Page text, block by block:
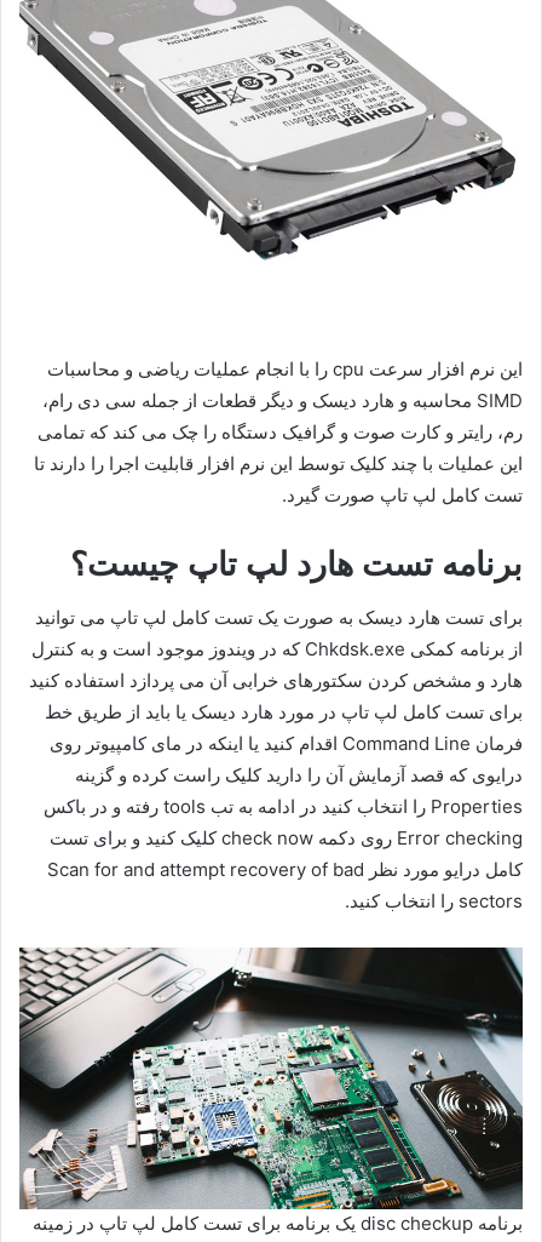
این نرم افزار سرعت cpu را با انجام عملیات ریاضی و محاسبات
SIMD محاسبه و هارد دیسک و دیگر قطعات از جمله سی دی رام،
رم، رایتر و کارت صوت و گرافیک دستگاه را چک می کند که تمامی
این عملیات با چند کلیک توسط این نرم افزار قابلیت اجرا را دارند تا
تست کامل لپ تاپ صورت گیرد.
برنامه تست هارد لپ تاپ چیست؟
برای تست هارد دیسک به صورت یک تست کامل لپ تاپ می توانید
از برنامه کمکی Chkdsk.exe که در ویندوز موجود است و به کنترل
هارد و مشخص کردن سکتورهای خرابی آن می پردازد استفاده کنید
برای تست کامل لپ تاپ در مورد هارد دیسک یا باید از طریق خط
فرمان Command Line اقدام کنید یا اینکه در مای کامپیوتر روی
درایوی که قصد آزمایش آن را دارید کلیک راست کرده و گزینه
Properties را انتخاب کنید در ادامه به تب tools رفته و در باکس
Error checking روی دکمه check now کلیک کنید و برای تست
کامل درایو مورد نظر Scan for and attempt recovery of bad
sectors را انتخاب کنید.
برنامه disc checkup یک برنامه برای تست کامل لپ تاپ در زمینه